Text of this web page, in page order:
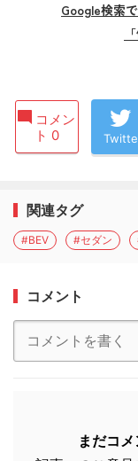
Google検索
コメン
ト 0
関連タグ
#BEV #セダン
コメント
まだコ